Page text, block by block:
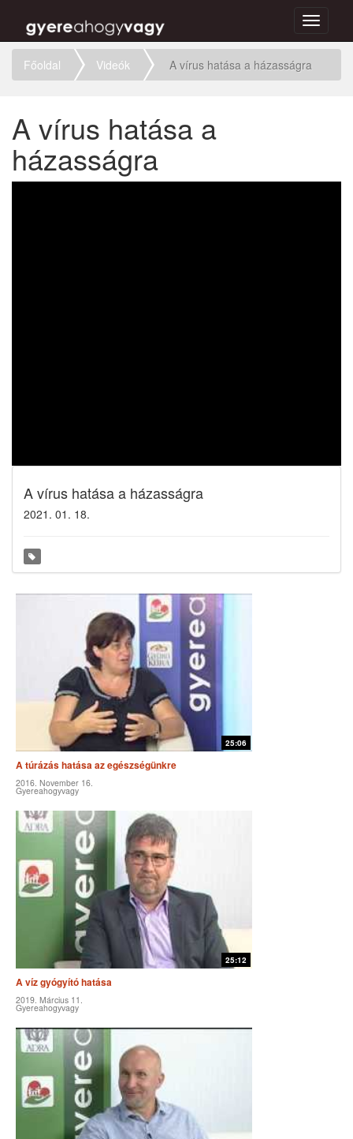
Toggle
Főoldal
Videók A vírus hatása a házasságra
A vírus hatása a
házasságra
A vírus hatása a házasságra
2021. 01. 18.
25:06
A túrázás hatása az egészségünkre
2016. November 16.
Gyereahogyvagy
25:12
A víz gyógyító hatása
2019. Március 11.
Gyereahogyvagy